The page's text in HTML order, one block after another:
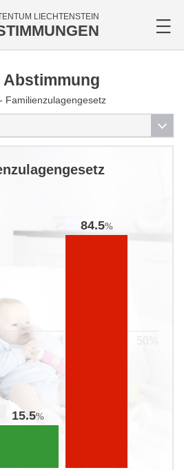
LIECHTENSTEIN
Familienzulagengesetz
15.5%
84.5%